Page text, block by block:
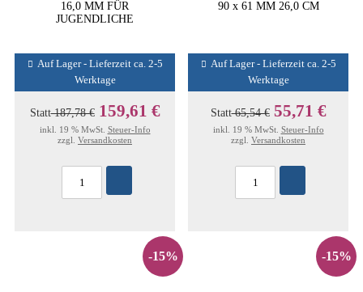
16,0 MM FÜR
JUGENDLICHE
Auf Lager - Lieferzeit ca. 2-5
Werktage
Statt187,78 € 159,61 €
inkl. 19 % MwSt. Steuer-Info
zzgl. Versandkosten
90 x 61 MM 26,0 CM
Auf Lager - Lieferzeit ca. 2-5
Werktage
Statt65,54 € 55,71 €
inkl. 19 % MwSt. Steuer-Info
zzgl. Versandkosten
-15% -15%